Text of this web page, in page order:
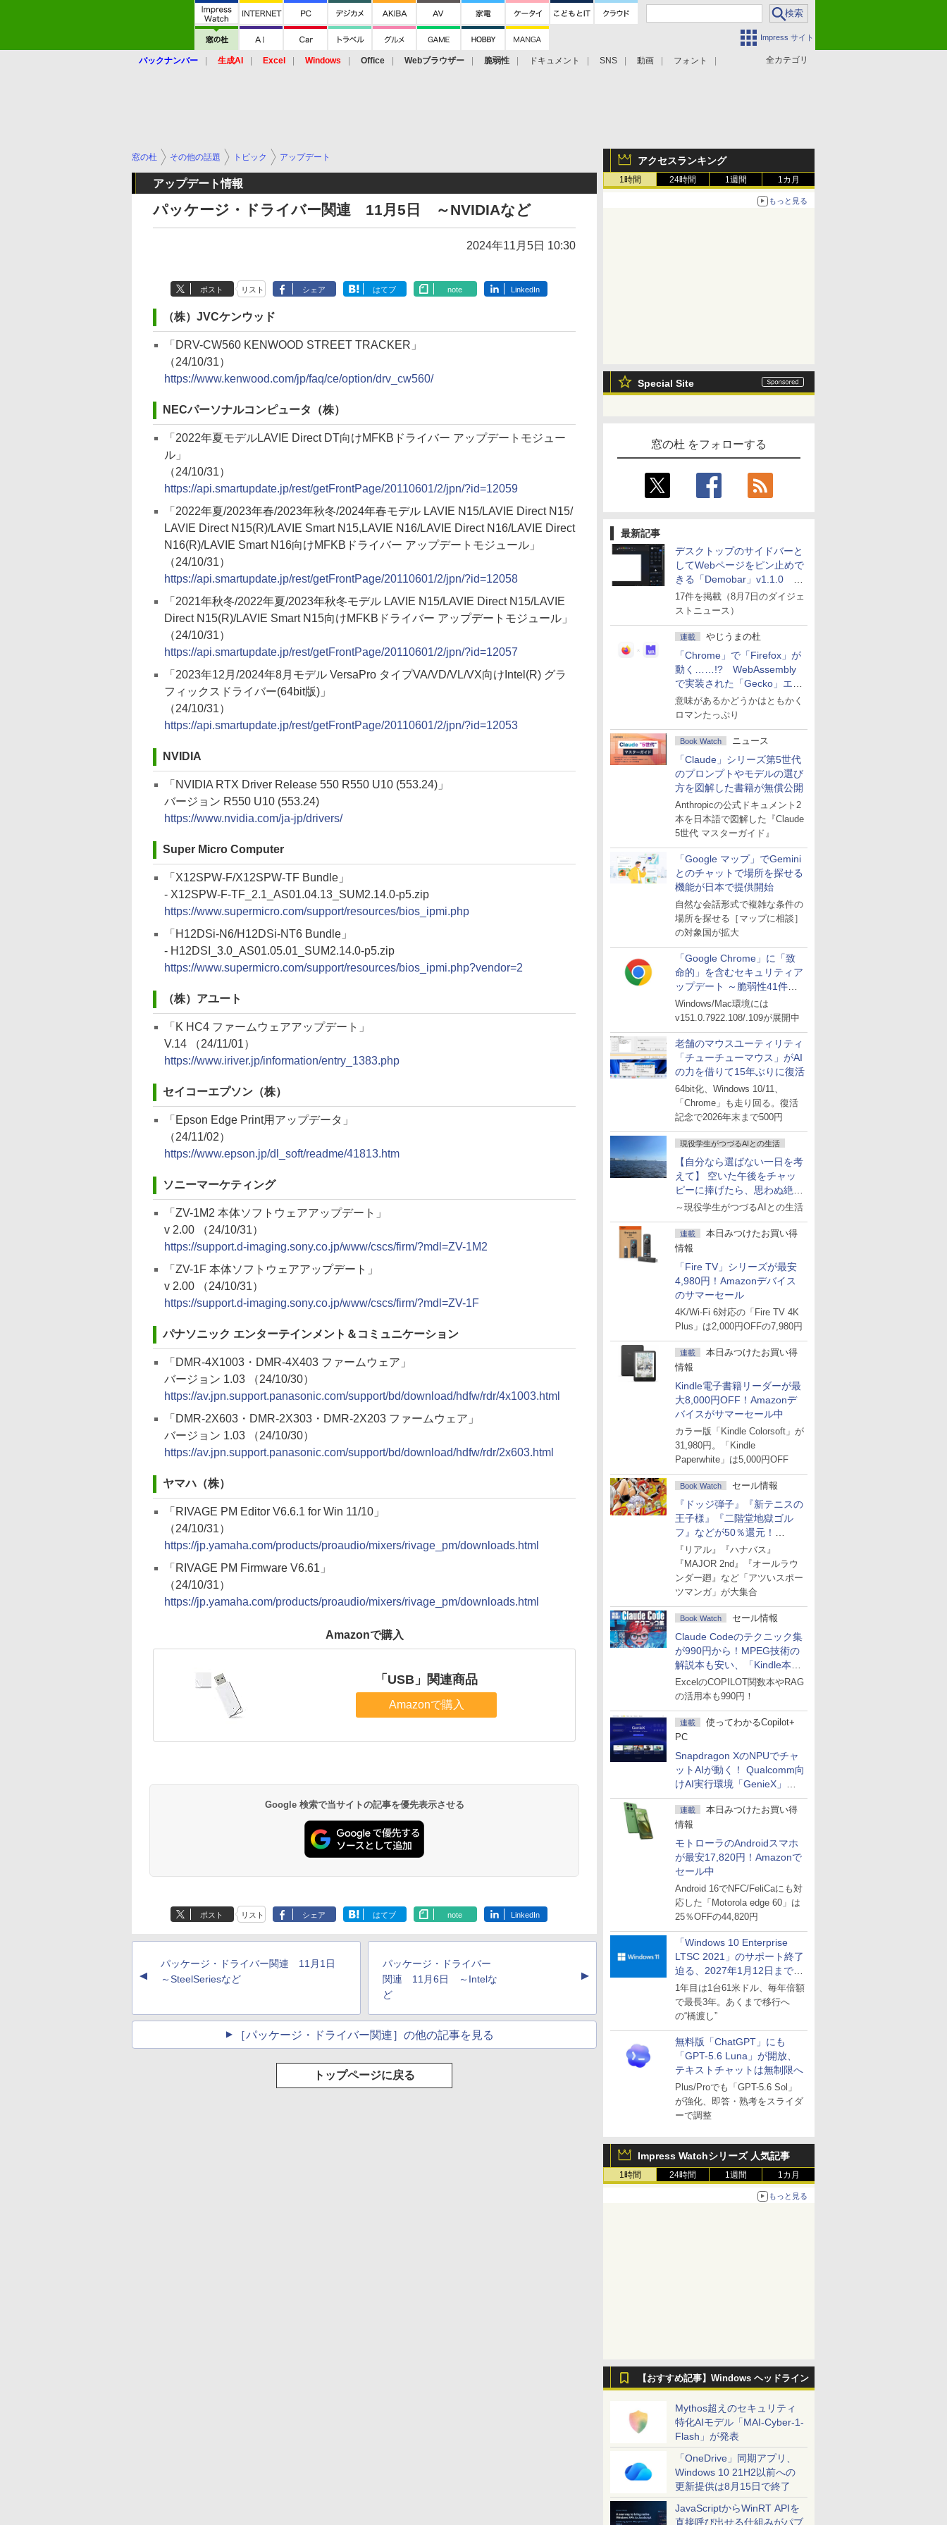
Impress サイト
全カテゴリ
バックナンバー 生成AI Excel Windows Office Webブラウザー 脆弱性 ドキュメント SNS 動画 フォント
アクセスランキング
1時間 24時間 1週間 1カ月
もっと見る
Special Site
窓の杜 をフォローする
最新記事
デスクトップのサイドバーと
してWebページをピン止めで
きる「Demobar」v1.1.0 ほ
か
17件を掲載（8月7日のダイジェ
ストニュース）
連載 やじうまの杜
「Chrome」で「Firefox」が
動く……!? WebAssembly
で実装された「Gecko」エン
ジン
意味があるかどうかはともかく
ロマンたっぷり
Book Watch ニュース
「Claude」シリーズ第5世代
のプロンプトやモデルの選び
方を図解した書籍が無償公開
Anthropicの公式ドキュメント2
本を日本語で図解した『Claude
5世代 マスターガイド』
「Google マップ」でGemini
とのチャットで場所を探せる
機能が日本で提供開始
自然な会話形式で複雑な条件の
場所を探せる［マップに相談］
の対象国が拡大
「Google Chrome」に「致
命的」を含むセキュリティア
ップデート ～脆弱性41件に
対処
Windows/Mac環境には
v151.0.7922.108/.109が展開中
老舗のマウスユーティリティ
「チューチューマウス」がAI
の力を借りて15年ぶりに復活
64bit化、Windows 10/11、
「Chrome」も走り回る。復活
記念で2026年末まで500円
現役学生がつづるAIとの生活
【自分なら選ばない一日を考
えて】 空いた午後をチャッ
ピーに捧げたら、思わぬ絶景
に出会った話
～現役学生がつづるAIとの生活
連載
本日みつけたお買い得
情報
「Fire TV」シリーズが最安
4,980円！Amazonデバイス
のサマーセール
4K/Wi-Fi 6対応の「Fire TV 4K
Plus」は2,000円OFFの7,980円
連載
本日みつけたお買い得
情報
Kindle電子書籍リーダーが最
大8,000円OFF！Amazonデ
バイスがサマーセール中
カラー版「Kindle Colorsoft」が
31,980円。「Kindle
Paperwhite」は5,000円OFF
Book Watch セール情報
『ドッジ弾子』『新テニスの
王子様』『二階堂地獄ゴル
フ』などが50％還元！
Amazonマンガ週末セール
『リアル』『ハナバス』
『MAJOR 2nd』『オールラウ
ンダー廻』など「アツいスポー
ツマンガ」が大集合
Book Watch セール情報
Claude Codeのテクニック集
が990円から！MPEG技術の
解説本も安い、「Kindle本サ
マーセール」第2弾開始！
ExcelのCOPILOT関数本やRAG
の活用本も990円！
連載
使ってわかるCopilot+
PC
Snapdragon XのNPUでチャ
ットAIが動く！ Qualcomm向
けAI実行環境「GenieX」を
試してみた
連載
本日みつけたお買い得
情報
モトローラのAndroidスマホ
が最安17,820円！Amazonで
セール中
Android 16でNFC/FeliCaにも対
応した「Motorola edge 60」は
25％OFFの44,820円
「Windows 10 Enterprise
LTSC 2021」のサポート終了
迫る、2027年1月12日まで
～ESUは9月1日から販売
1年目は1台61米ドル、毎年倍額
で最長3年。あくまで移行へ
の“橋渡し”
無料版「ChatGPT」にも
「GPT-5.6 Luna」が開放、
テキストチャットは無制限へ
Plus/Proでも「GPT-5.6 Sol」
が強化、即答・熟考をスライダ
ーで調整
Impress Watchシリーズ 人気記事
1時間 24時間 1週間 1カ月
もっと見る
【おすすめ記事】Windows ヘッドライン
Mythos超えのセキュリティ
特化AIモデル「MAI-Cyber-1-
Flash」が発表
「OneDrive」同期アプリ、
Windows 10 21H2以前への
更新提供は8月15日で終了
JavaScriptからWinRT APIを
直接呼び出せる仕組みがパブ
窓の杜 その他の話題 トピック アップデート
アップデート情報
パッケージ・ドライバー関連 11月5日 ～NVIDIAなど
2024年11月5日 10:30
ポスト リスト シェア はてブ note LinkedIn
（株）JVCケンウッド
「DRV-CW560 KENWOOD STREET TRACKER」
（24/10/31）
https://www.kenwood.com/jp/faq/ce/option/drv_cw560/
NECパーソナルコンピュータ（株）
「2022年夏モデルLAVIE Direct DT向けMFKBドライバー アップデートモジュー
ル」
（24/10/31）
https://api.smartupdate.jp/rest/getFrontPage/20110601/2/jpn/?id=12059
「2022年夏/2023年春/2023年秋冬/2024年春モデル LAVIE N15/LAVIE Direct N15/
LAVIE Direct N15(R)/LAVIE Smart N15,LAVIE N16/LAVIE Direct N16/LAVIE Direct
N16(R)/LAVIE Smart N16向けMFKBドライバー アップデートモジュール」
（24/10/31）
https://api.smartupdate.jp/rest/getFrontPage/20110601/2/jpn/?id=12058
「2021年秋冬/2022年夏/2023年秋冬モデル LAVIE N15/LAVIE Direct N15/LAVIE
Direct N15(R)/LAVIE Smart N15向けMFKBドライバー アップデートモジュール」
（24/10/31）
https://api.smartupdate.jp/rest/getFrontPage/20110601/2/jpn/?id=12057
「2023年12月/2024年8月モデル VersaPro タイプVA/VD/VL/VX向けIntel(R) グラ
フィックスドライバー(64bit版)」
（24/10/31）
https://api.smartupdate.jp/rest/getFrontPage/20110601/2/jpn/?id=12053
NVIDIA
「NVIDIA RTX Driver Release 550 R550 U10 (553.24)」
バージョン R550 U10 (553.24)
https://www.nvidia.com/ja-jp/drivers/
Super Micro Computer
「X12SPW-F/X12SPW-TF Bundle」
- X12SPW-F-TF_2.1_AS01.04.13_SUM2.14.0-p5.zip
https://www.supermicro.com/support/resources/bios_ipmi.php
「H12DSi-N6/H12DSi-NT6 Bundle」
- H12DSI_3.0_AS01.05.01_SUM2.14.0-p5.zip
https://www.supermicro.com/support/resources/bios_ipmi.php?vendor=2
（株）アユート
「K HC4 ファームウェアアップデート」
V.14 （24/11/01）
https://www.iriver.jp/information/entry_1383.php
セイコーエプソン（株）
「Epson Edge Print用アップデータ」
（24/11/02）
https://www.epson.jp/dl_soft/readme/41813.htm
ソニーマーケティング
「ZV-1M2 本体ソフトウェアアップデート」
v 2.00 （24/10/31）
https://support.d-imaging.sony.co.jp/www/cscs/firm/?mdl=ZV-1M2
「ZV-1F 本体ソフトウェアアップデート」
v 2.00 （24/10/31）
https://support.d-imaging.sony.co.jp/www/cscs/firm/?mdl=ZV-1F
パナソニック エンターテインメント＆コミュニケーション
「DMR-4X1003・DMR-4X403 ファームウェア」
バージョン 1.03 （24/10/30）
https://av.jpn.support.panasonic.com/support/bd/download/hdfw/rdr/4x1003.html
「DMR-2X603・DMR-2X303・DMR-2X203 ファームウェア」
バージョン 1.03 （24/10/30）
https://av.jpn.support.panasonic.com/support/bd/download/hdfw/rdr/2x603.html
ヤマハ（株）
「RIVAGE PM Editor V6.6.1 for Win 11/10」
（24/10/31）
https://jp.yamaha.com/products/proaudio/mixers/rivage_pm/downloads.html
「RIVAGE PM Firmware V6.61」
（24/10/31）
https://jp.yamaha.com/products/proaudio/mixers/rivage_pm/downloads.html
Amazonで購入
「USB」関連商品
Amazonで購入
Google 検索で当サイトの記事を優先表示させる
ポスト リスト シェア はてブ note LinkedIn
▲
パッケージ・ドライバー関連 11月1日
～SteelSeriesなど
パッケージ・ドライバー
関連 11月6日 ～Intelな
ど
▲
［パッケージ・ドライバー関連］の他の記事を見る
トップページに戻る